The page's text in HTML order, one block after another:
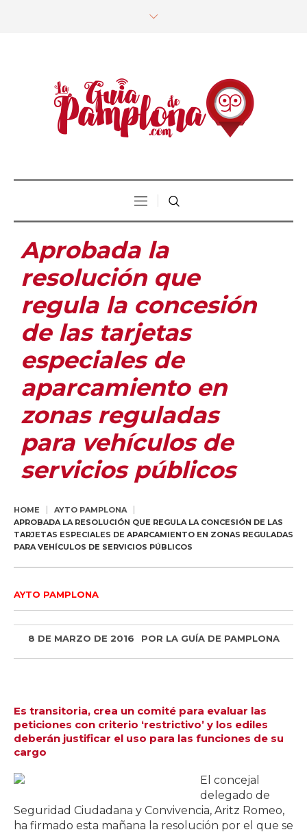
Aprobada la
resolución que
regula la concesión
de las tarjetas
especiales de
aparcamiento en
zonas reguladas
para vehículos de
servicios públicos
HOME
AYTO PAMPLONA
APROBADA LA RESOLUCIÓN QUE REGULA LA CONCESIÓN DE LAS
TARJETAS ESPECIALES DE APARCAMIENTO EN ZONAS REGULADAS
PARA VEHÍCULOS DE SERVICIOS PÚBLICOS
AYTO PAMPLONA
8 DE MARZO DE 2016 POR LA GUÍA DE PAMPLONA
Es transitoria, crea un comité para evaluar las
peticiones con criterio ‘restrictivo’ y los ediles
deberán justificar el uso para las funciones de su
cargo
El concejal
delegado de
Seguridad Ciudadana y Convivencia, Aritz Romeo,
ha firmado esta mañana la resolución por el que se